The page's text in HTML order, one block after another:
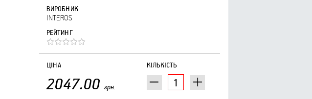
ВИРОБНИК
INTEROS
РЕЙТИНГ
КІЛЬКІСТЬ
ЦІНА
2047.00 грн.